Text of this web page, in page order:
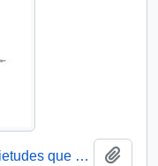
Documento expone diversas inquietudes que afectan a los trabajadores del carbón